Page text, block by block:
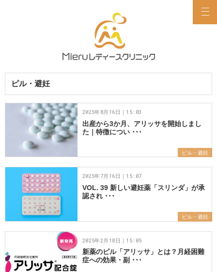
ピル・避妊
ピル・避妊
出産から3か月、アリッサを開始しまし
た｜特徴につい ･･･
2025年8月16日｜15:03
ピル・避妊
VOL. 39 新しい避妊薬「スリンダ」が承
認され ･･･
2025年7月16日｜15:07
新薬のピル「アリッサ」とは？月経困難
症への効果・副 ･･･
2025年2月18日｜15:05